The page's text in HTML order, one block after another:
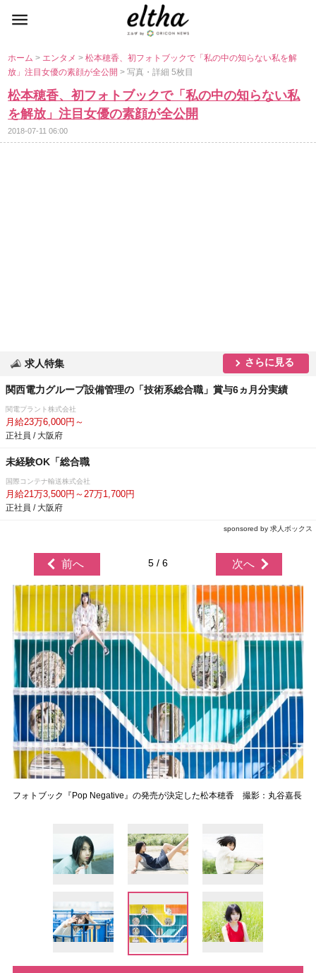
ホーム> エンタメ>松本穂香、初フォトブックで「私の中の知らない私を解
放」注目女優の素顔が全公開> 写真・詳細 5枚目
松本穂香、初フォトブックで「私の中の知らない私
を解放」注目女優の素顔が全公開
2018-07-11 06:00
求人特集 さらに見る
関西電力グループ設備管理の「技術系総合職」賞与6ヵ月分実績
関電プラント株式会社
月給23万6,000円～
正社員 / 大阪府
未経験OK「総合職
国際コンテナ輸送株式会社
月給21万3,500円～27万1,700円
正社員 / 大阪府
sponsored by 求人ボックス
前へ 5 / 6 次へ
フォトブック『Pop Negative』の発売が決定した松本穂香 撮影：丸谷嘉長